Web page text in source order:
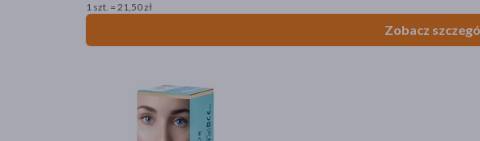
1 szt. = 21,50 zł
Zobacz